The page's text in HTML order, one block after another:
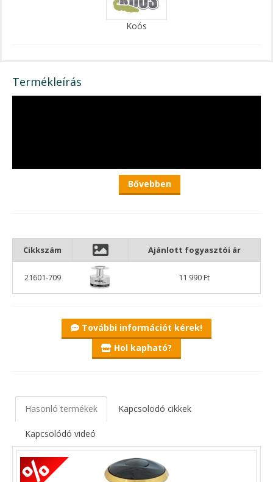
Koós
Termékleírás
A Koós Banax 7000SI pótdob ami kompatibilis a régiBanax
-re megnövelt zsinórkapacitása révén alkalmas a
távolabbi helyek eléréséhez, meghorgászásához. A dobozon
feltüntetett tárolókapacitás monofil zsinórra értendő, a 46-os
fékrendszert is. Emellett a csomagolás tartalmaz 2 db
hézagoló alátétet is, ami a dob alá, a tengelyre helyezendő.
300m-es kiszerelésű Koós zsinórokat
Bővebben
Cikkszám Ajánlott fogyasztói ár
21601-709 11 990 Ft
További információt kérek!
Hol kapható?
Hasonló termékek Kapcsolodó cikkek
Kapcsolódó videó